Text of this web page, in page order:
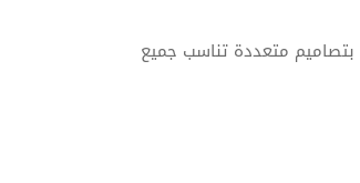
بتصاميم متعددة تناسب جميع